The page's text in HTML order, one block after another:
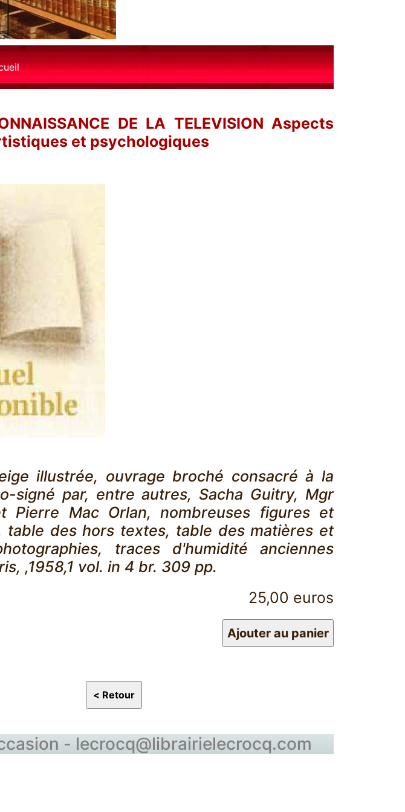
DE LA TELEVISION Aspects
et psychologiques
illustrée, ouvrage broché consacré à la
signé par, entre autres, Sacha Guitry, Mgr
Pierre Mac Orlan, nombreuses figures et
table des hors textes, table des matières et
traces d'humidité anciennes
,1958,1 vol. in 4 br. 309 pp.
25,00 euros
- lecrocq@librairielecrocq.com